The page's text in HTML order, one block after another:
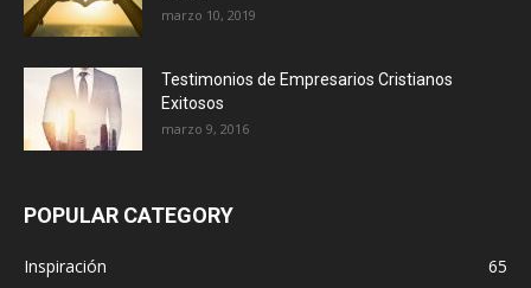
marzo 10, 2019
Testimonios de Empresarios Cristianos
Exitosos
marzo 9, 2016
POPULAR CATEGORY
Inspiración
65